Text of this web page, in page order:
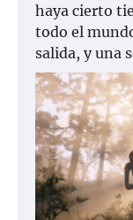
haya cierto
todo el
salida, y una